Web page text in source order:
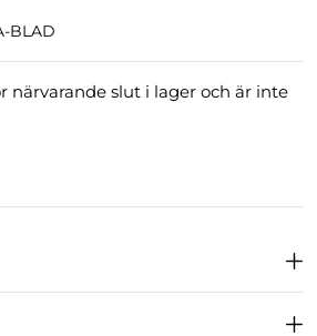
BLAD
närvarande slut i lager och är inte